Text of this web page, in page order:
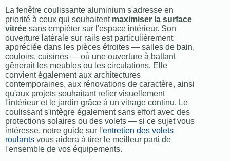
La fenêtre coulissante aluminium s'adresse en
priorité à ceux qui souhaitent maximiser la surface
vitrée sans empiéter sur l'espace intérieur. Son
ouverture latérale sur rails est particulièrement
appréciée dans les pièces étroites — salles de bain,
couloirs, cuisines — où une ouverture à battant
gênerait les meubles ou les circulations. Elle
convient également aux architectures
contemporaines, aux rénovations de caractère, ainsi
qu'aux projets souhaitant relier visuellement
l'intérieur et le jardin grâce à un vitrage continu. Le
coulissant s'intègre également sans effort avec des
protections solaires ou des volets — si ce sujet vous
intéresse, notre guide sur l'entretien des volets
roulants vous aidera à tirer le meilleur parti de
l'ensemble de vos équipements.